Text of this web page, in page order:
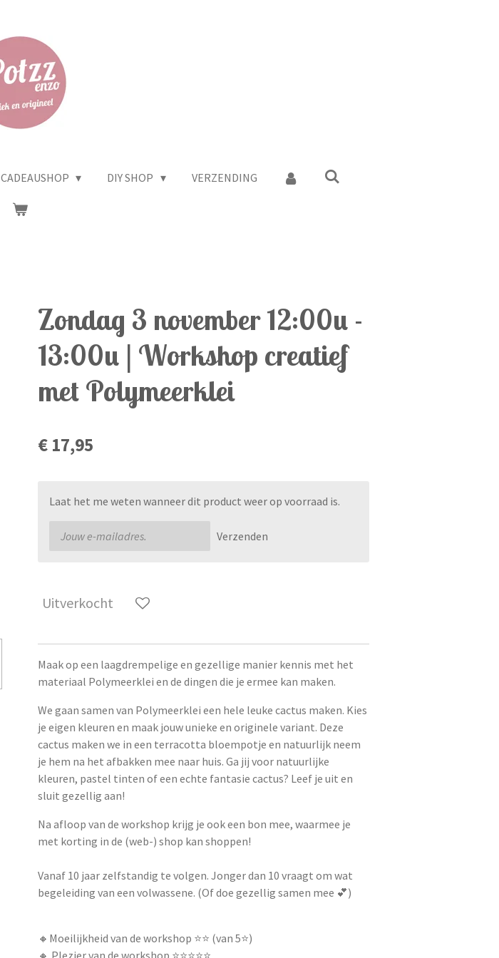
CADEAUSHOP DIY SHOP VERZENDING
Zondag 3 november 12:00u -
13:00u | Workshop creatief
met Polymeerklei
€ 17,95
Laat het me weten wanneer dit product weer op voorraad is.
Verzenden
Uitverkocht
Maak op een laagdrempelige en gezellige manier kennis met het
materiaal Polymeerklei en de dingen die je ermee kan maken.
We gaan samen van Polymeerklei een hele leuke cactus maken. Kies
je eigen kleuren en maak jouw unieke en originele variant. Deze
cactus maken we in een terracotta bloempotje en natuurlijk neem
je hem na het afbakken mee naar huis. Ga jij voor natuurlijke
kleuren, pastel tinten of een echte fantasie cactus? Leef je uit en
sluit gezellig aan!
Na afloop van de workshop krijg je ook een bon mee, waarmee je
met korting in de (web-) shop kan shoppen!
Vanaf 10 jaar zelfstandig te volgen. Jonger dan 10 vraagt om wat
begeleiding van een volwassene. (Of doe gezellig samen mee 💕)
🔸Moeilijkheid van de workshop ⭐️⭐️ (van 5⭐️)